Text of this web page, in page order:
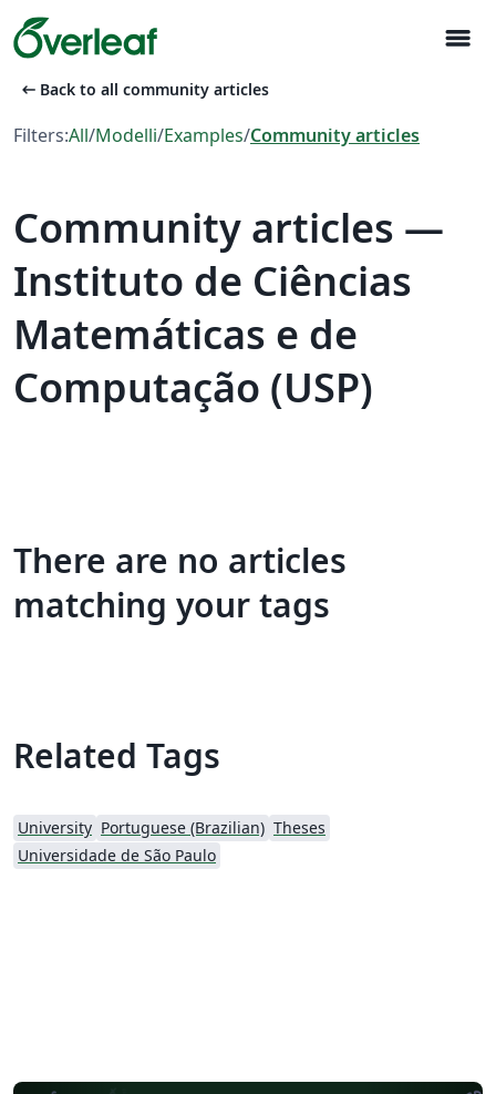
menu
arrow_left_alt Back to all community articles
Filters:All/Modelli/Examples/Community articles
Community articles —
Instituto de Ciências
Matemáticas e de
Computação (USP)
There are no articles
matching your tags
Related Tags
University Portuguese (Brazilian) Theses
Universidade de São Paulo